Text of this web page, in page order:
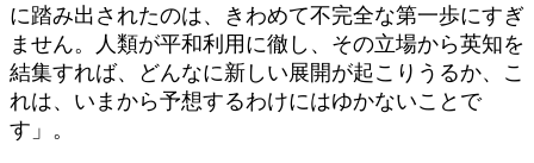
に踏み出されたのは、きわめて不完全な第一歩にすぎ
ません。人類が平和利用に徹し、その立場から英知を
結集すれば、どんなに新しい展開が起こりうるか、こ
れは、いまから予想するわけにはゆかないことで
す」。